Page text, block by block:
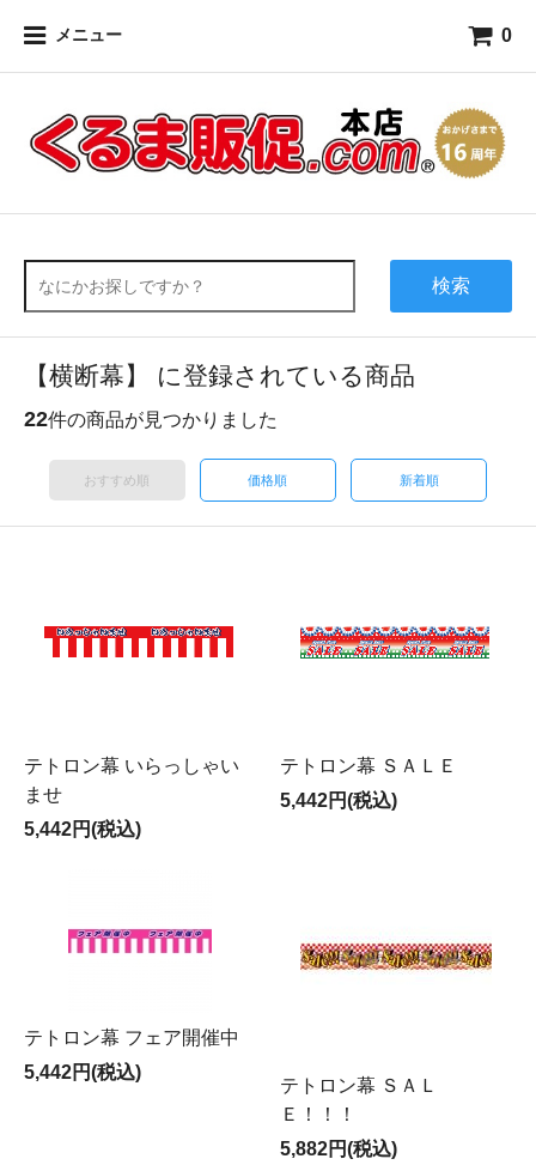
メニュー 0
検索
【横断幕】 に登録されている商品
22件の商品が見つかりました
おすすめ順 価格順 新着順
テトロン幕 いらっしゃい
ませ
5,442円(税込)
テトロン幕 ＳＡＬＥ
5,442円(税込)
テトロン幕 フェア開催中
5,442円(税込)
テトロン幕 ＳＡＬ
Ｅ！！！
5,882円(税込)